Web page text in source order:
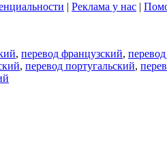
| Реклама у нас |
, перевод французский,
, перевод португальский,